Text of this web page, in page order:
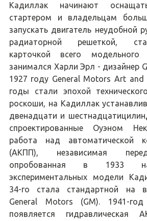
Кадиллак начинают
стартером и владельцам
запускать двигатель неудобной
радиаторной решеткой,
карточкой всего
занимался Харли Эрл - дизайнер
1927 году General Motors Art and
годы стали эпохой
роскоши, на Кадиллак
двенадцати и
спроектированные Оуэном
работа над автоматической
(АКПП), независимая
опробованная в 1933
экспериментальных модели
34-го стала стандартной на
General Motors (GM). 1941-
появляется